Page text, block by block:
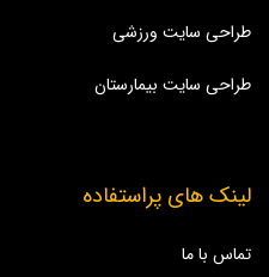
طراحی سایت ورزشی
طراحی سایت بیمارستان
لینک های پراستفاده
تماس با ما